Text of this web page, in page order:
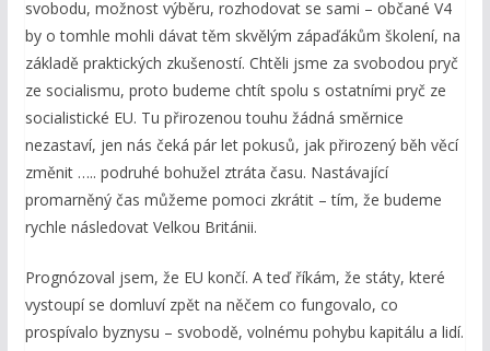
svobodu, možnost výběru, rozhodovat se sami – občané V4
by o tomhle mohli dávat těm skvělým zápaďákům školení, na
základě praktických zkušeností. Chtěli jsme za svobodou pryč
ze socialismu, proto budeme chtít spolu s ostatními pryč ze
socialistické EU. Tu přirozenou touhu žádná směrnice
nezastaví, jen nás čeká pár let pokusů, jak přirozený běh věcí
změnit ….. podruhé bohužel ztráta času. Nastávající
promarněný čas můžeme pomoci zkrátit – tím, že budeme
rychle následovat Velkou Británii.
Prognózoval jsem, že EU končí. A teď říkám, že státy, které
vystoupí se domluví zpět na něčem co fungovalo, co
prospívalo byznysu – svobodě, volnému pohybu kapitálu a lidí.